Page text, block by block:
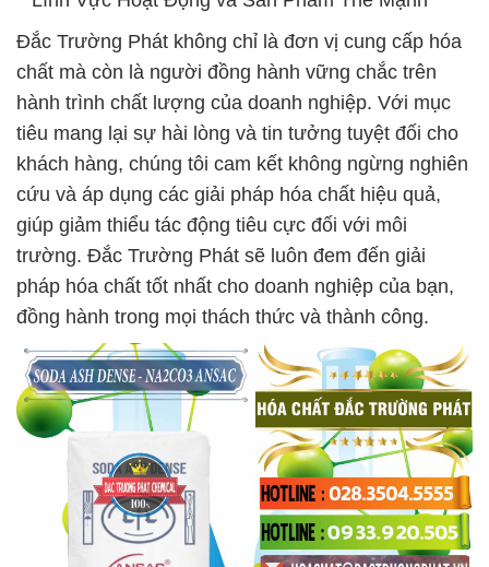
Đắc Trường Phát không chỉ là đơn vị cung cấp hóa
chất mà còn là người đồng hành vững chắc trên
hành trình chất lượng của doanh nghiệp. Với mục
tiêu mang lại sự hài lòng và tin tưởng tuyệt đối cho
khách hàng, chúng tôi cam kết không ngừng nghiên
cứu và áp dụng các giải pháp hóa chất hiệu quả,
giúp giảm thiểu tác động tiêu cực đối với môi
trường. Đắc Trường Phát sẽ luôn đem đến giải
pháp hóa chất tốt nhất cho doanh nghiệp của bạn,
đồng hành trong mọi thách thức và thành công.